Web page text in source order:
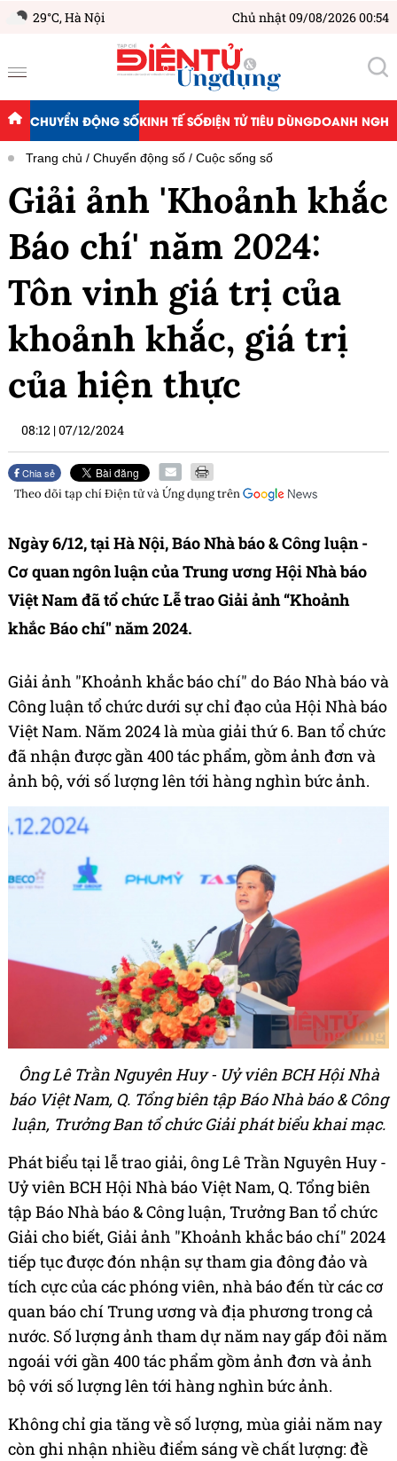
29°C,Hà Nội Chủ nhật 09/08/2026 00:54
CHUYỂN ĐỘNG SỐKINH TẾ SỐĐIỆN TỬ TIÊU DÙNGDOANH
Trang chủ Chuyển động số Cuộc sống số
Giải ảnh 'Khoảnh khắc
Báo chí' năm 2024:
Tôn vinh giá trị của
khoảnh khắc, giá trị
của hiện thực
08:12 |07/12/2024
Chia sẻ
Theo dõi tạp chíĐiện tử và Ứng dụngtrên
Ngày 6/12, tại Hà Nội, Báo Nhà báo & Công luận -
Cơ quan ngôn luận của Trung ương Hội Nhà báo
Việt Nam đã tổ chức Lễ trao Giải ảnh “Khoảnh
khắc Báo chí" năm 2024.
Giải ảnh "Khoảnh khắc báo chí" do Báo Nhà báo và
Công luận tổ chức dưới sự chỉ đạo của Hội Nhà báo
Việt Nam. Năm 2024 là mùa giải thứ 6. Ban tổ chức
đã nhận được gần 400 tác phẩm, gồm ảnh đơn và
ảnh bộ, với số lượng lên tới hàng nghìn bức ảnh.
Ông Lê Trần Nguyên Huy - Uỷ viên BCH Hội Nhà
báo Việt Nam, Q. Tổng biên tập Báo Nhà báo & Công
luận, Trưởng Ban tổ chức Giải phát biểu khai mạc.
Phát biểu tại lễ trao giải, ông Lê Trần Nguyên Huy -
Uỷ viên BCH Hội Nhà báo Việt Nam, Q. Tổng biên
tập Báo Nhà báo & Công luận, Trưởng Ban tổ chức
Giải cho biết, Giải ảnh "Khoảnh khắc báo chí" 2024
tiếp tục được đón nhận sự tham gia đông đảo và
tích cực của các phóng viên, nhà báo đến từ các cơ
quan báo chí Trung ương và địa phương trong cả
nước. Số lượng ảnh tham dự năm nay gấp đôi năm
ngoái với gần 400 tác phẩm gồm ảnh đơn và ảnh
bộ với số lượng lên tới hàng nghìn bức ảnh.
Không chỉ gia tăng về số lượng, mùa giải năm nay
còn ghi nhận nhiều điểm sáng về chất lượng: đề